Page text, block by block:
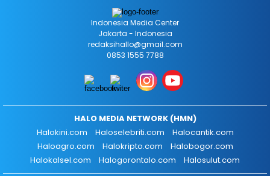
Indonesia Media Center
Jakarta - Indonesia
redaksihallo@gmail.com
0853 1555 7788
HALO MEDIA NETWORK (HMN)
Halokini.com
Haloselebriti.com
Halocantik.com
Haloagro.com
Halokripto.com
Halobogor.com
Halokalsel.com
Halogorontalo.com Halosulut.com